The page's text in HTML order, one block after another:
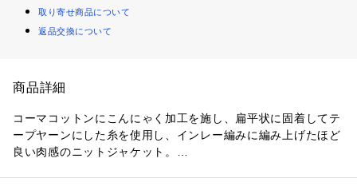
取り寄せ商品について
返品交換について
商品詳細
コーマコットンにこんにゃく加工を施し、扁平状に固着してテ
ープヤーンにした糸を使用し、インレー編みに編み上げたほど
良い肉感のニットジャケット。